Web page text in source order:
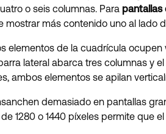
o seis columnas. Para pantallas
mostrar más contenido uno al lado
elementos de la cuadrícula
lateral abarca tres columnas y
ambos elementos se apilan
demasiado en pantallas
1280 o 1440 píxeles permite que